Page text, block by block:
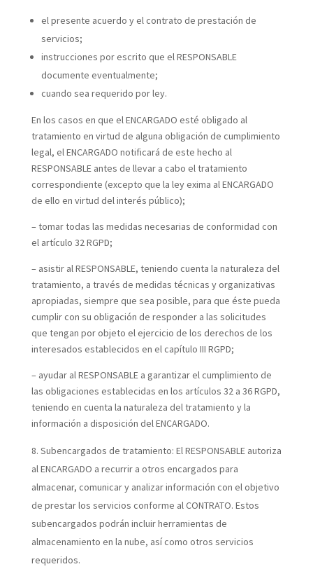
el presente acuerdo y el contrato de prestación de
servicios;
instrucciones por escrito que el RESPONSABLE
documente eventualmente;
cuando sea requerido por ley.
En los casos en que el ENCARGADO esté obligado al
tratamiento en virtud de alguna obligación de cumplimiento
legal, el ENCARGADO notificará de este hecho al
RESPONSABLE antes de llevar a cabo el tratamiento
correspondiente (excepto que la ley exima al ENCARGADO
de ello en virtud del interés público);
– tomar todas las medidas necesarias de conformidad con
el artículo 32 RGPD;
– asistir al RESPONSABLE, teniendo cuenta la naturaleza del
tratamiento, a través de medidas técnicas y organizativas
apropiadas, siempre que sea posible, para que éste pueda
cumplir con su obligación de responder a las solicitudes
que tengan por objeto el ejercicio de los derechos de los
interesados establecidos en el capítulo III RGPD;
– ayudar al RESPONSABLE a garantizar el cumplimiento de
las obligaciones establecidas en los artículos 32 a 36 RGPD,
teniendo en cuenta la naturaleza del tratamiento y la
información a disposición del ENCARGADO.
Subencargados de tratamiento: El RESPONSABLE autoriza
al ENCARGADO a recurrir a otros encargados para
almacenar, comunicar y analizar información con el objetivo
de prestar los servicios conforme al CONTRATO. Estos
subencargados podrán incluir herramientas de
almacenamiento en la nube, así como otros servicios
requeridos.